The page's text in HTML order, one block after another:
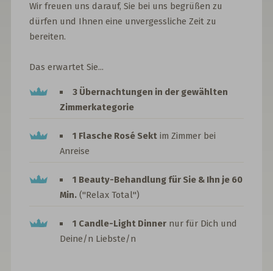
Wir freuen uns darauf, Sie bei uns begrüßen zu
dürfen und Ihnen eine unvergessliche Zeit zu
bereiten.
Das erwartet Sie...
3 Übernachtungen in der gewählten
Zimmerkategorie
1 Flasche Rosé Sektim Zimmer bei
Anreise
1 Beauty-Behandlung für Sie & Ihn je 60
Min.("Relax Total")
1 Candle-Light Dinnernur für Dich und
Deine/n Liebste/n